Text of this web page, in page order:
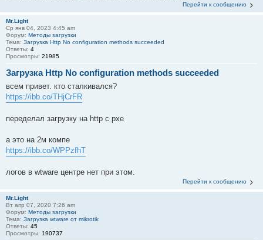
Перейти к сообщению
Mr.Light
Ср янв 04, 2023 4:45 am
Форум: Методы загрузки
Тема: Загрузка Http No configuration methods succeeded
Ответы: 4
Просмотры: 21985
Загрузка Http No configuration methods succeeded
всем привет. кто сталкивался?
https://ibb.co/THjCrFR
переделал загрузку на http с pxe
а это на 2м компе
https://ibb.co/WPPzfhT
логов в wtware центре нет при этом.
Перейти к сообщению
Mr.Light
Вт апр 07, 2020 7:26 am
Форум: Методы загрузки
Тема: Загрузка wtware от mikrotik
Ответы: 45
Просмотры: 190737